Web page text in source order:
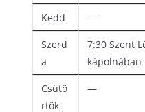
Kedd —
Szerd
a
7:30 Szent
kápolnában
Csütö
rtök
—